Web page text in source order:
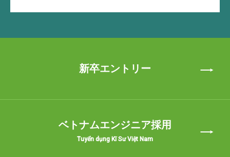
新卒エントリー
ベトナムエンジニア採用
Tuyển dụng Kĩ Sư Việt Nam